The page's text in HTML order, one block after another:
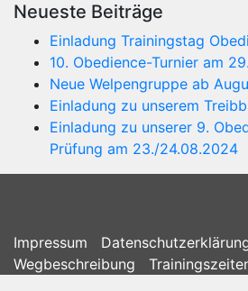
Neueste Beiträge
Einladung Trainingstag
10. Obedience-Turnier am
Neue Welpengruppe ab
Einladung zu unserem
Einladung zu unserer 9.
Prüfung am 23./24.08.2024
Impressum
Wegbeschreibung